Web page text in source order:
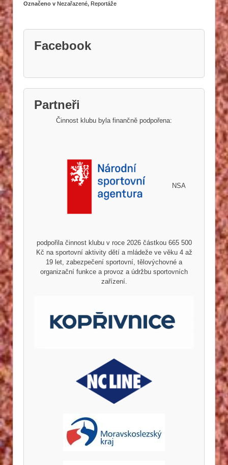
Označeno v Nezařazené, Reportáže
Facebook
Partneři
Činnost klubu byla finančně podpořena:
NSA
podpořila činnost klubu v roce 2026 částkou 665 500
Kč na sportovní aktivity dětí a mládeže ve věku 4 až
19 let, zabezpečení sportovní, tělovýchovné a
organizační funkce a provoz a údržbu sportovních
zařízení.